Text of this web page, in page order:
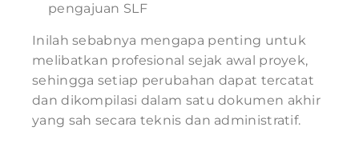
pengajuan SLF
Inilah sebabnya mengapa penting untuk
melibatkan profesional sejak awal proyek,
sehingga setiap perubahan dapat tercatat
dan dikompilasi dalam satu dokumen akhir
yang sah secara teknis dan administratif.